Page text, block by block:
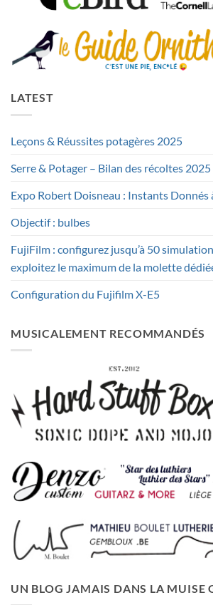
LATEST
Leçons & Réussites potagères 2025
Serre & Potager – Bilan des récoltes 2025
Expo Robert Doisneau : Instants Donnés
Objectif : bulbes
FujiFilm : configurez jusqu’à 50
exploitez le maximum de la molette
Configuration du Fujifilm X-E5
MUSICALEMENT RECOMMANDÉS
UN BLOG JAMAIS DANS LA MUISE